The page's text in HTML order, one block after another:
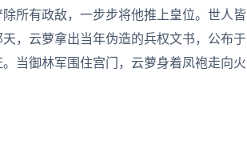
所有政敌，一步步将他推上皇位。世人皆
，云萝拿出当年伪造的兵权文书，公布于
当御林军围住宫门，云萝身着凤袍走向火